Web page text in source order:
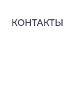
КОНТАКТЫ